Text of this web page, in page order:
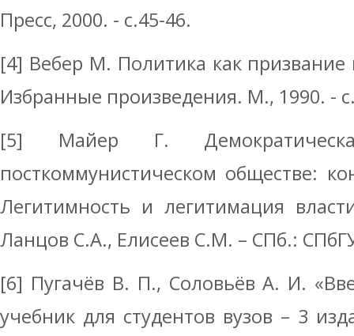
Пресс, 2000. - с.45-46.
[4] Вебер М. Политика как
Избранные произведения. М., 1990. -
[5] Майер Г.
посткоммунистическом обществе:
Легитимность и легитимация
Ланцов С.А., Елисеев С.М. – СПб.:
[6] Пугачёв В. П., Соловьёв А. И.
учебник для студентов вузов – 3